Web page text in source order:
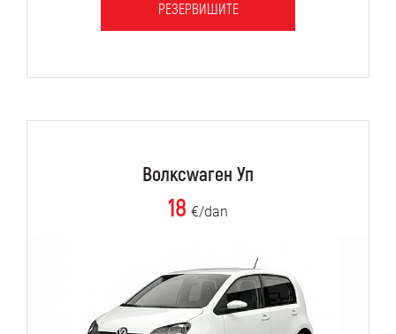
РЕЗЕРВИШИТЕ
Волксwаген Уп
18 €/dan